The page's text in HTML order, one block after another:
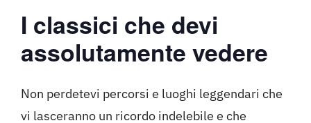
I classici che devi
assolutamente vedere
Non perdetevi percorsi e luoghi leggendari che
vi lasceranno un ricordo indelebile e che